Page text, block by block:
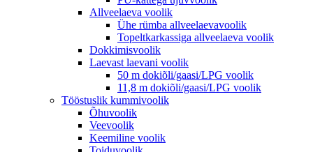
Allveelaeva voolik
Ühe rümba allveelaevavoolik
Topeltkarkassiga allveelaeva voolik
Dokkimisvoolik
Laevast laevani voolik
50 m dokiõli/gaasi/LPG voolik
11,8 m dokiõli/gaasi/LPG voolik
Tööstuslik kummivoolik
Õhuvoolik
Veevoolik
Keemiline voolik